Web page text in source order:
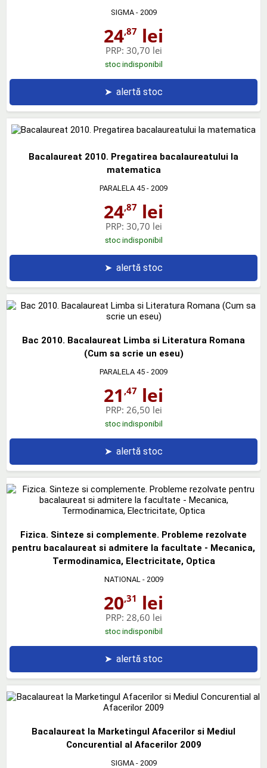
SIGMA- 2009
24,87 lei
PRP: 30,70 lei
stoc indisponibil
➤ alertă stoc
Bacalaureat 2010. Pregatirea bacalaureatului la
matematica
PARALELA 45 - 2009
24,87 lei
PRP: 30,70 lei
stoc indisponibil
➤ alertă stoc
Bac 2010. Bacalaureat Limba si Literatura Romana
(Cum sa scrie un eseu)
PARALELA 45 - 2009
21 ,47 lei
PRP: 26,50 lei
stoc indisponibil
➤ alertă stoc
Fizica. Sinteze si complemente. Probleme rezolvate
pentru bacalaureat si admitere la facultate - Mecanica,
Termodinamica, Electricitate, Optica
NATIONAL - 2009
20,31 lei
PRP: 28,60 lei
stoc indisponibil
➤ alertă stoc
Bacalaureat la Marketingul Afacerilor si Mediul
Concurential al Afacerilor 2009
SIGMA- 2009